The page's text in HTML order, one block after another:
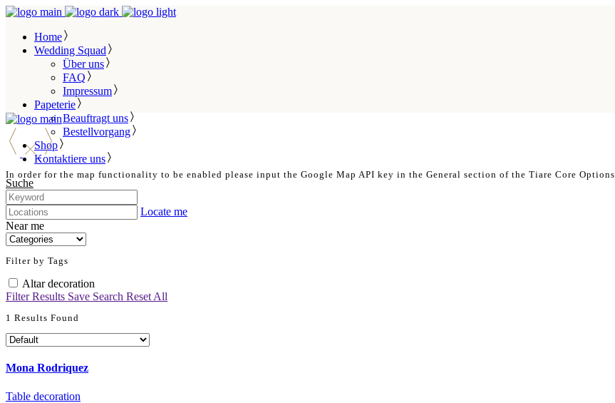
Home
Wedding Squad
Über uns
FAQ
Impressum
Papeterie
Beauftragt uns
Bestellvorgang
Shop
Kontaktiere uns
Suche
In order for the map functionality to be enabled please input the Google Map API key in the General section of the Tiare Core Options
Locate me
Near me
Filter by Tags
Altar decoration
Filter Results Save Search Reset All
1 Results Found
Mona Rodriquez
Table decoration